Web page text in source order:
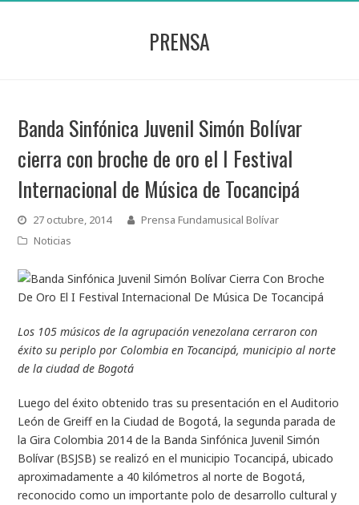
PRENSA
Banda Sinfónica Juvenil Simón Bolívar
cierra con broche de oro el I Festival
Internacional de Música de Tocancipá
27 octubre, 2014
Prensa Fundamusical Bolívar
Noticias
Los 105 músicos de la agrupación venezolana cerraron con
éxito su periplo por Colombia en Tocancipá, municipio al norte
de la ciudad de Bogotá
Luego del éxito obtenido tras su presentación en el Auditorio
León de Greiff en la Ciudad de Bogotá, la segunda parada de
la Gira Colombia 2014 de la Banda Sinfónica Juvenil Simón
Bolívar (BSJSB) se realizó en el municipio Tocancipá, ubicado
aproximadamente a 40 kilómetros al norte de Bogotá,
reconocido como un importante polo de desarrollo cultural y